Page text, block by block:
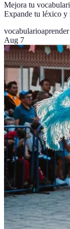
Mejora tu
Expande tu léxico y
vocabulario
Aug 7